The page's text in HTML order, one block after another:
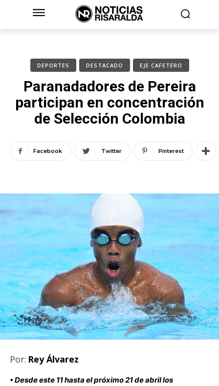
DEPORTES DESTACADO EJE CAFETERO
Paranadadores de Pereira
participan en concentración
de Selección Colombia
Facebook Twitter Pinterest
Por: Rey Álvarez
• Desde este 11 hasta el próximo 21 de abril los